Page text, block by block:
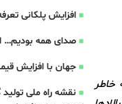
خاطر
افزایش پلکانی
صدای همه بودیم…
جهان با افزایش
نقشه راه ملی